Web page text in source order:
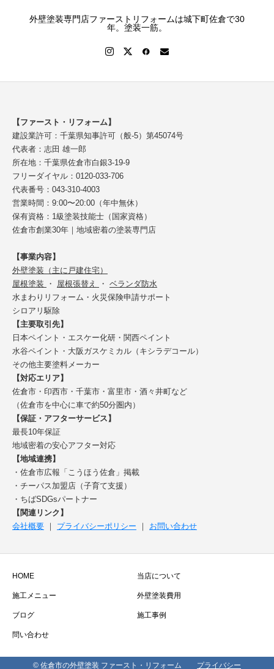
外壁塗装専門店ファーストリフォームは城下町佐倉で30
年。塗装一筋。
【ファースト・リフォーム】
建設業許可：千葉県知事許可（般-5）第45074号
代表者：志田 雄一郎
所在地：千葉県佐倉市白銀3-19-9
フリーダイヤル：0120-033-706
代表番号：043-310-4003
営業時間：9:00〜20:00（年中無休）
保有資格：1級塗装技能士（国家資格）
佐倉市創業30年｜地域密着の塗装専門店
【事業内容】
外壁塗装（主に戸建住宅）
屋根塗装
・ 屋根張替え ・ ベランダ防水
水まわりリフォーム・火災保険申請サポート
シロアリ駆除
【主要取引先】
日本ペイント・エスケー化研・関西ペイント
水谷ペイント・大阪ガスケミカル（キシラデコール）
その他主要塗料メーカー
【対応エリア】
佐倉市・印西市・千葉市・富里市・酒々井町など
（佐倉市を中心に車で約50分圏内）
【保証・アフターサービス】
最長10年保証
地域密着の安心アフター対応
【地域連携】
・佐倉市広報「こうほう佐倉」掲載
・チーパス加盟店（子育て支援）
・ちばSDGsパートナー
【関連リンク】
会社概要 ｜ プライバシーポリシー ｜ お問い合わせ
HOME 当店について
施工メニュー 外壁塗装費用
ブログ 施工事例
問い合わせ
© 佐倉市の外壁塗装 ファースト・リフォーム プライバシー